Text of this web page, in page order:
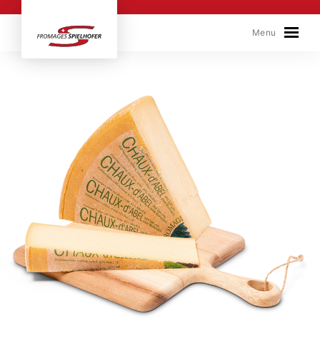
Menu